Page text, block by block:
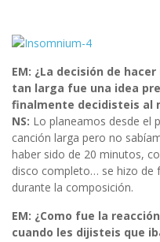
EM: ¿La decisión de
tan larga fue una idea
finalmente decidisteis al
NS: Lo planeamos desde el
canción larga pero no
haber sido de 20 minutos,
disco completo… se hizo de
durante la composición.
EM: ¿Como fue la
cuando les dijisteis que